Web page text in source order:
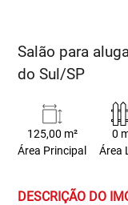
Salão para
do Sul/SP
125,00 m²
Área Principal
0
Área
DESCRIÇÃO DO